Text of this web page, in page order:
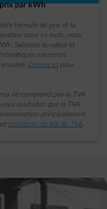
par kWh
formule de prix et la
pour ce mois, vous
Saisissez la valeur et
correctes
Cliquez ici pour
ne comprend pas la TVA.
souhaitez que la TVA
principalement
bénéficier de 6% de TVA.